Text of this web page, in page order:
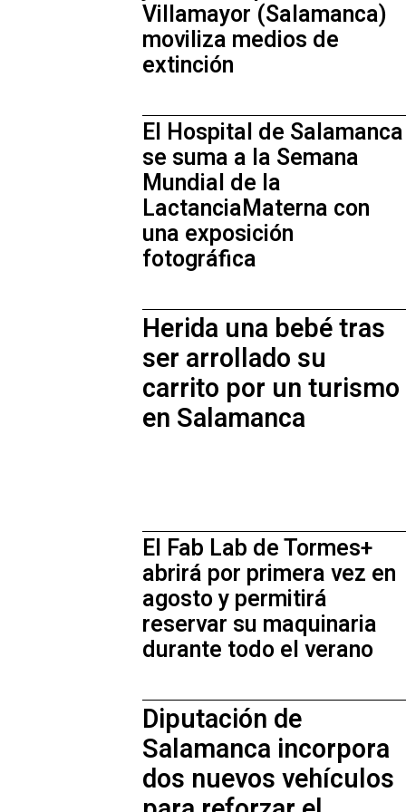
Villamayor (Salamanca)
moviliza medios de
extinción
El Hospital de Salamanca
se suma a la Semana
Mundial de la
LactanciaMaterna con
una exposición
fotográfica
Herida una bebé tras
ser arrollado su
carrito por un turismo
en Salamanca
El Fab Lab de Tormes+
abrirá por primera vez en
agosto y permitirá
reservar su maquinaria
durante todo el verano
Diputación de
Salamanca incorpora
dos nuevos vehículos